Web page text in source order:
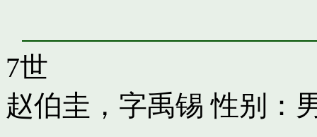
7世
赵伯圭，字禹锡 性别：